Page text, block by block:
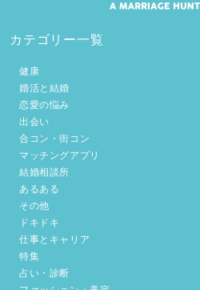
カテゴリー一覧
健康
婚活と結婚
恋愛の悩み
出会い
合コン・街コン
マッチングアプリ
結婚相談所
あるある
その他
ドキドキ
仕事とキャリア
特集
占い・診断